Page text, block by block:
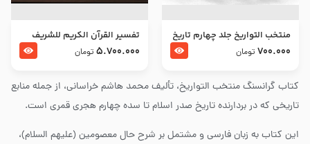
کتاب گرانسنگ منتخب التواريخ، تألیف محمد هاشم خراسانی، از جمله منابع
تاریخی که در بردارنده تاریخ صدر اسلام تا سده چهارم هجری قمری است.
این کتاب به زبان فارسی و مشتمل بر شرح حال معصومین (علیهم السلام)،
منتخب التواریخ جلد چهارم تاریخ
امام زین العابدین و امام محمد
700.000 تومان
تفسير القرآن الكريم للشريف
المرتضي قدس سرّه
5.700.000 تومان